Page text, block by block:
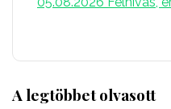
A legtöbbet olvasott